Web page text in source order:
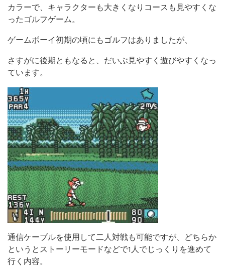
カラーで、キャラクターも大きくなりコースも見やすくな
ったゴルフゲーム。
ゲームボーイ初期の頃にもゴルフはありましたが、
さすがに後期ともなると、だいぶ見やすく遊びやすくなっ
ています。
通信ケーブルを使用して二人対戦も可能ですが、どちらか
というとストーリーモードなどで1人でじっくりを進めて
行く内容。